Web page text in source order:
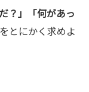
？」「何があっ
をとにかく求めよ